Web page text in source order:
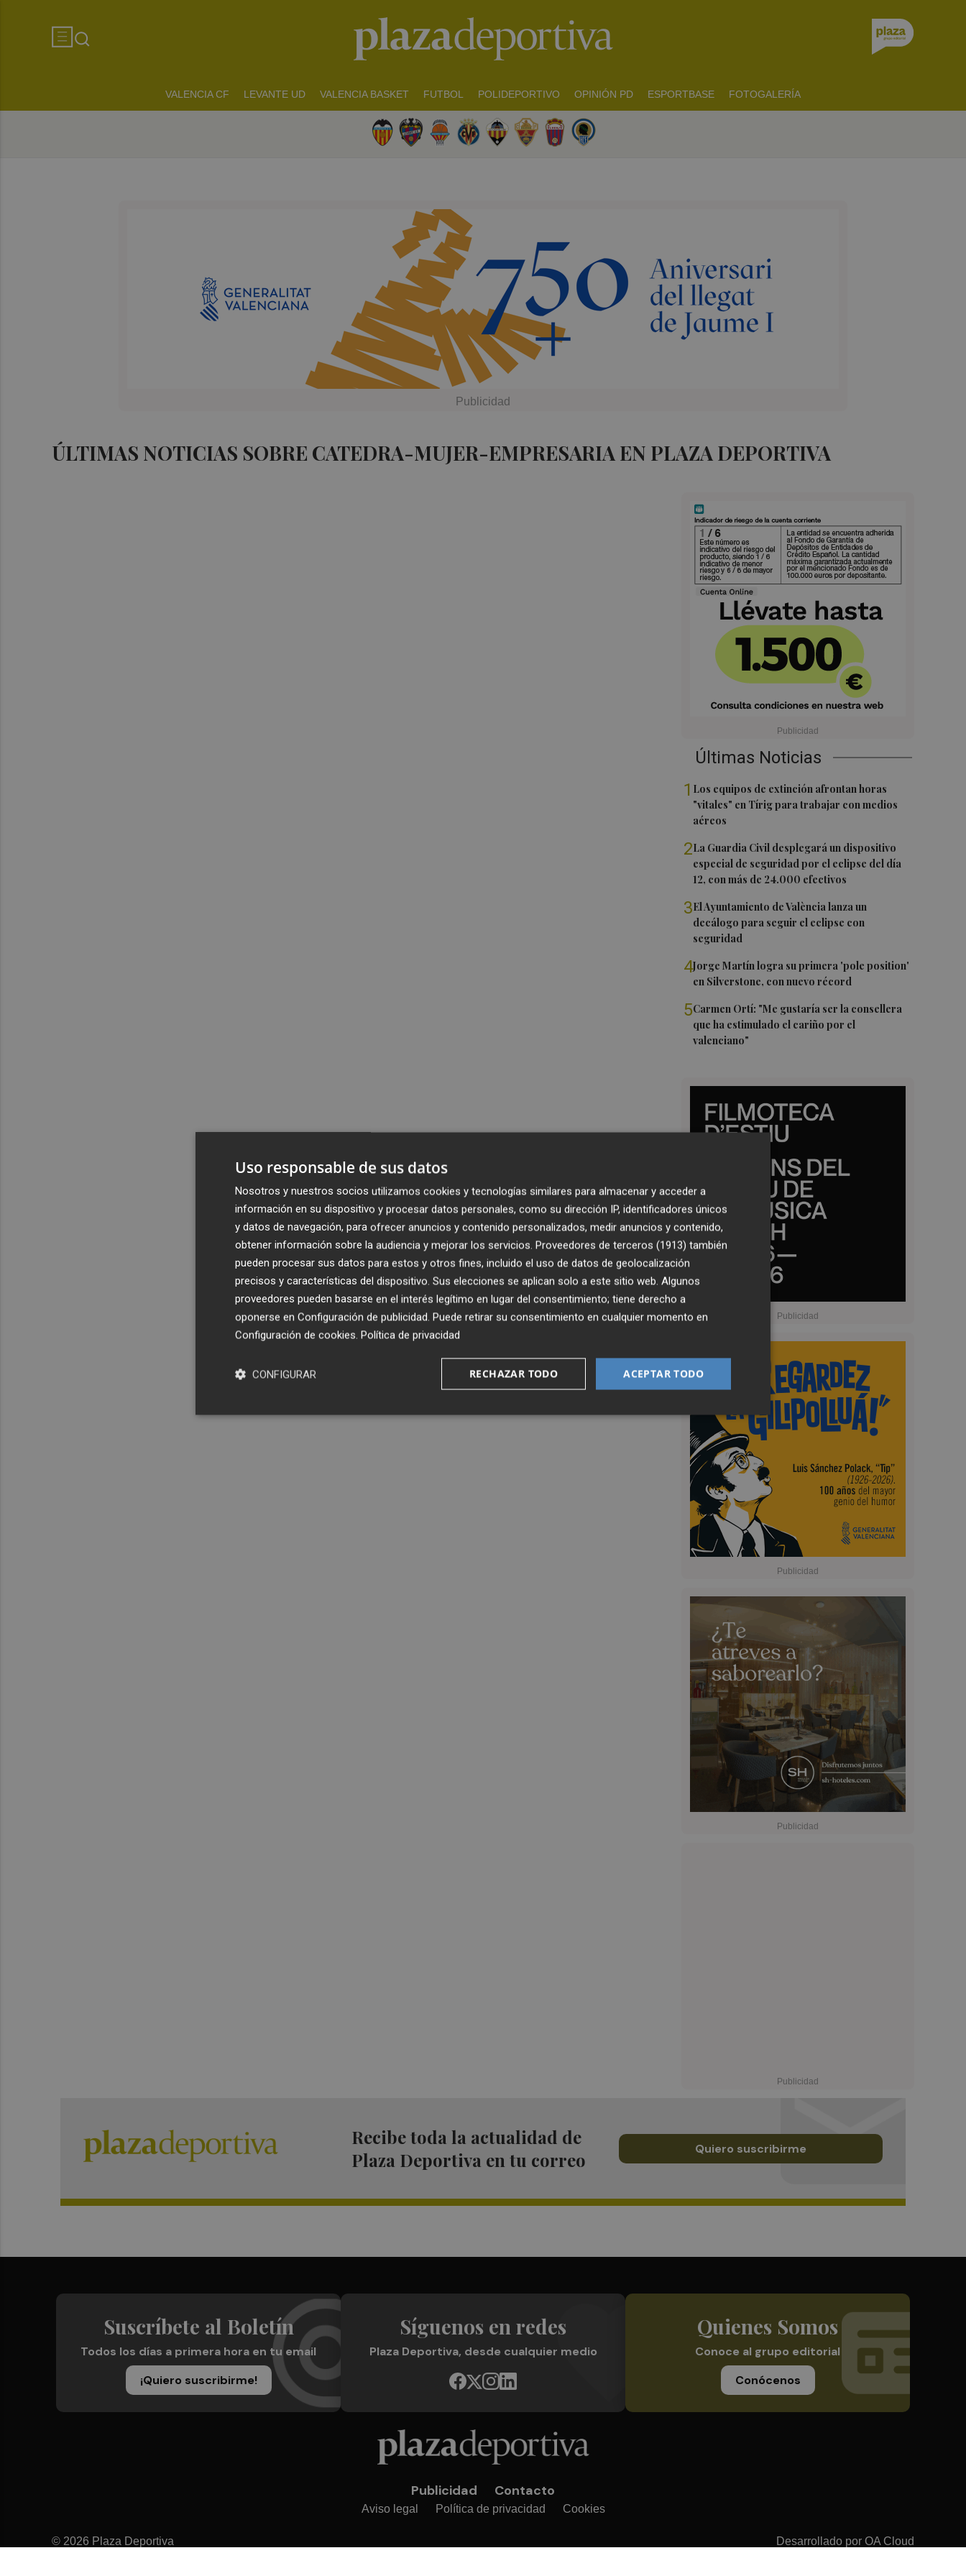
VALENCIA CF LEVANTE UD VALENCIA BASKET FUTBOL POLIDEPORTIVO OPINIÓN PD ESPORTBASE FOTOGALERÍA
ÚLTIMAS NOTICIAS SOBRE CATEDRA-MUJER-EMPRESARIA EN PLAZA DEPORTIVA
Últimas Noticias
1 Los equipos de extinción afrontan horas
"vitales" en Tírig para trabajar con medios
aéreos
2La Guardia Civil desplegará un dispositivo
especial de seguridad por el eclipse del día
12, con más de 24.000 efectivos
3El Ayuntamiento de València lanza un
decálogo para seguir el eclipse con
seguridad
4Jorge Martín logra su primera 'pole position'
en Silverstone, con nuevo récord
5Carmen Ortí: "Me gustaría ser la consellera
que ha estimulado el cariño por el
valenciano"
Recibe toda la actualidad de
Plaza Deportiva en tu correo
Quiero suscribirme
Suscríbete al Boletín
Todos los días a primera hora en tu email
¡Quiero suscribirme!
Síguenos en redes
Plaza Deportiva, desde cualquier medio
Quienes Somos
Conoce al grupo editorial
Conócenos
Publicidad Contacto
Aviso legal Política de privacidad Cookies
© 2026 Plaza Deportiva Desarrollado por OA Cloud
Uso responsable de sus datos
Nosotros y nuestros socios utilizamos cookies y tecnologías similares para almacenar y acceder a
información en su dispositivo y procesar datos personales, como su dirección IP, identificadores únicos
y datos de navegación, para ofrecer anuncios y contenido personalizados, medir anuncios y contenido,
obtener información sobre la audiencia y mejorar los servicios. Proveedores de terceros (1913) también
pueden procesar sus datos para estos y otros fines, incluido el uso de datos de geolocalización
precisos y características del dispositivo. Sus elecciones se aplican solo a este sitio web. Algunos
proveedores pueden basarse en el interés legítimo en lugar del consentimiento; tiene derecho a
oponerse en Configuración de publicidad. Puede retirar su consentimiento en cualquier momento en
Configuración de cookies. Política de privacidad
ACEPTAR TODO
RECHAZAR TODO
CONFIGURAR